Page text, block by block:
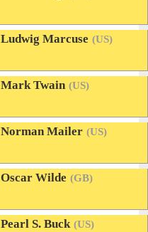
Ludwig Marcuse (US)
Mark Twain (US)
Norman Mailer (US)
Oscar Wilde (GB)
Pearl S. Buck (US)